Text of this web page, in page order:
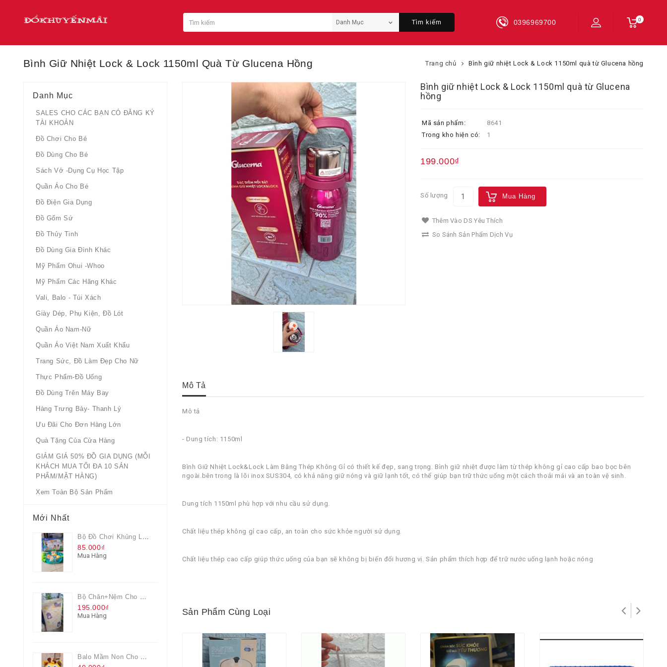
0
0396969700
Tìm kiếm
Bình Giữ Nhiệt Lock & Lock 1150ml Quà Từ Glucena Hồng Trang chủ Bình giữ nhiệt Lock & Lock 1150ml quà từ Glucena hồng
Danh Mục
SALES CHO CÁC BẠN CÓ ĐĂNG KÝ
TÀI KHOẢN
Đồ Chơi Cho Bé
Đồ Dùng Cho Bé
Sách Vở -dụng Cụ Học Tập
Quần Áo Cho Bé
Đồ Điện Gia Dụng
Đồ Gốm Sứ
Đồ Thủy Tinh
Đồ Dùng Gia Đình Khác
Mỹ Phẩm Ohui -whoo
Mỹ Phẩm Các Hãng Khác
Vali, Balo - Túi Xách
Giày Dép, Phụ Kiện, Đồ Lót
Quần Áo Nam-Nữ
Quần Áo Việt Nam Xuất Khẩu
Trang Sức, Đồ Làm Đẹp Cho Nữ
Thực Phẩm-Đồ Uống
Đồ Dùng Trên Máy Bay
Hàng Trưng Bày- Thanh Lý
Ưu Đãi Cho Đơn Hàng Lớn
Quà Tặng Của Cửa Hàng
GIẢM GIÁ 50% ĐỒ GIA DỤNG (MỖI
KHÁCH MUA TỐI ĐA 10 SẢN
PHẨM/MẶT HÀNG)
Xem Toàn Bộ Sản Phẩm
Mới Nhất
Bộ Đồ Chơi Khủng Long Đại Chiến
85.000₫
Mua Hàng
Bộ Chăn+nệm Cho Bé Everon Quà Từ Pediasure
195.000₫
Mua Hàng
Balo Mầm Non Cho Bé Grow Màu Vàng
Bình giữ nhiệt Lock & Lock 1150ml quà từ Glucena
hồng
Mã sản phẩm:
8641
Trong kho hiện có:
1
199.000₫
Số lượng Mua Hàng
Thêm Vào DS Yêu Thích
So Sánh Sản Phẩm Dịch Vụ
Mô Tả
Mô tả
- Dung tích: 1150ml
Bình Giữ Nhiệt Lock&Lock Làm Bằng Thép Không Gỉ có thiết kế đẹp, sang trọng. Bình giữ nhiệt được làm từ thép không gỉ cao cấp bao bọc bên
ngoài.bên trong là lõi inox SUS304, có khả năng giữ nóng và giữ lạnh tốt, có thể giúp bạn trữ thức uống một cách thoải mái và an toàn vệ sinh.
Dung tích 1150ml phù hợp với nhu cầu sử dụng.
Chất liệu thép không gỉ cao cấp, an toàn cho sức khỏe người sử dụng.
Chất liệu thép cao cấp giúp thức uống của bạn sẽ không bị biến đổi hương vị. Sản phẩm thích hợp để trữ nước uống lạnh hoặc nóng
Sản Phẩm Cùng Loại